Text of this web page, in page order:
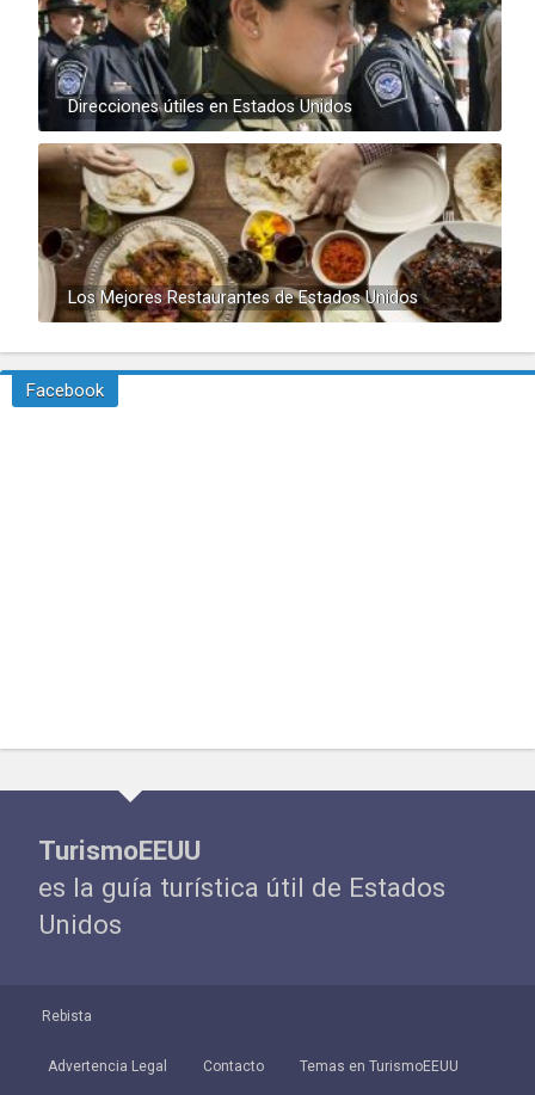
Direcciones útiles en Estados Unidos
Los Mejores Restaurantes de Estados Unidos
Facebook
TurismoEEUU
es la guía turística útil de Estados
Unidos
Rebista
Advertencia Legal Contacto Temas en TurismoEEUU